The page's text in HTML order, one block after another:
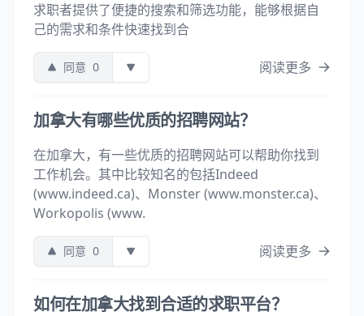
求职者提供了便捷的搜索和筛选功能，能够根据自
己的需求和条件快速找到合
同意 0 阅读更多
加拿大有哪些优质的招聘网站？
在加拿大，有一些优质的招聘网站可以帮助你找到
工作机会。其中比较知名的包括Indeed
(www.indeed.ca)、Monster (www.monster.ca)、
Workopolis (www.
同意 0 阅读更多
如何在加拿大找到合适的求职平台？